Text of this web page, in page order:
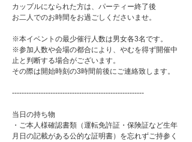
カップルになられた方は、パーティー終了後
お二人でのお時間をお過ごしくださいませ。
※本イベントの最少催行人数は男女各3名です。
※参加人数や会場の都合により、やむを得ず開催中
止と判断する場合がございます。
その際は開始時刻の3時間前後にご連絡致します。
-------------------------------------------------------
当日の持ち物
・ご本人様確認書類（運転免許証・保険証など生年
月日の記載がある公的な証明書）を忘れずご持参く